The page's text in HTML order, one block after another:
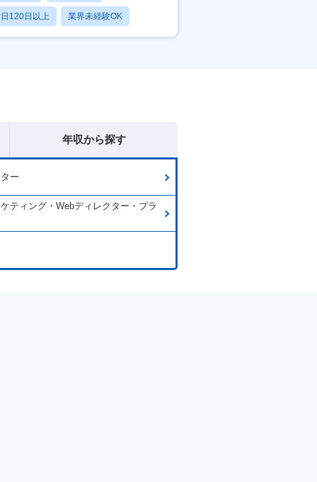
120日以上 業界未経験OK
業20時間以内
年収から探す
ー
ティング・Webディレクター・プラ